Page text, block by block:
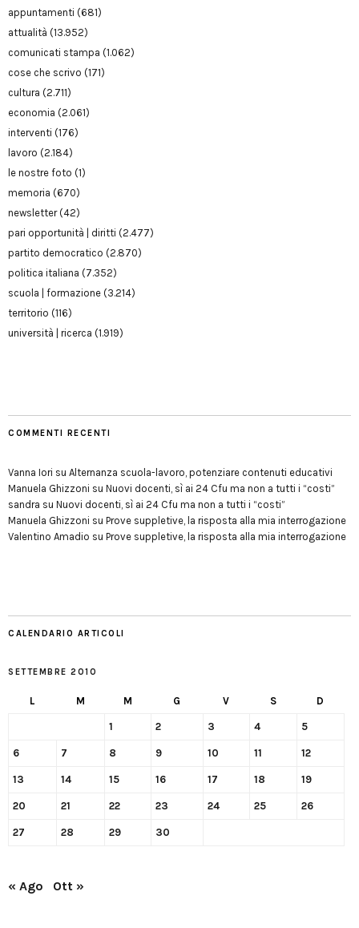
appuntamenti (681)
attualità (13.952)
comunicati stampa (1.062)
cose che scrivo (171)
cultura (2.711)
economia (2.061)
interventi (176)
lavoro (2.184)
le nostre foto (1)
memoria (670)
newsletter(42)
pari opportunità | diritti (2.477)
partito democratico (2.870)
politica italiana (7.352)
scuola | formazione (3.214)
territorio (116)
università | ricerca (1.919)
COMMENTI RECENTI
Vanna Iori su Alternanza scuola-lavoro, potenziare contenuti educativi
Manuela Ghizzoni su Nuovi docenti, sì ai 24 Cfu ma non a tutti i “costi”
sandra su Nuovi docenti, sì ai 24 Cfu ma non a tutti i “costi”
Manuela Ghizzoni su Prove suppletive, la risposta alla mia interrogazione
Valentino Amadio su Prove suppletive, la risposta alla mia interrogazione
CALENDARIO ARTICOLI
SETTEMBRE 2010
L M M G V S D
1 2 3 4 5
6 7 8 9 10 11 12
13 14 15 16 17 18 19
20 21 22 23 24 25 26
27 28 29 30
« Ago Ott »